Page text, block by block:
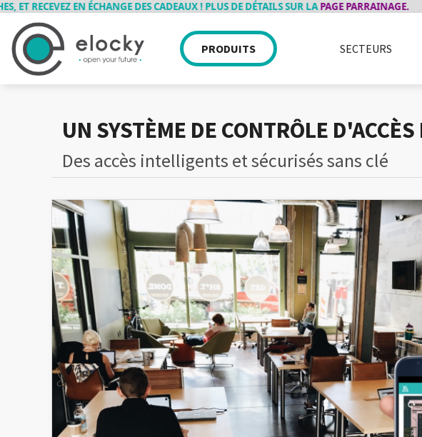
EN ÉCHANGE DES CADEAUX ! PLUS DE DÉTAILS SUR LAPAGE PARRAINAGE.
PRODUITS SECTEURS
UN SYSTÈME DE CONTRÔLE
Des accès intelligents et sécurisés sans clé